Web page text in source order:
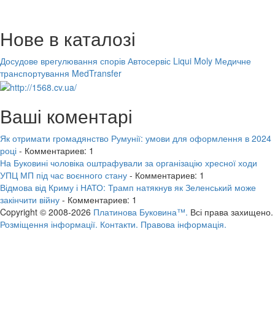
Нове в каталозі
Досудове врегулювання спорів Автосервіс Liqui Moly Медичне
транспортування MedTransfer
Ваші коментарі
Як отримати громадянство Румунії: умови для оформлення в 2024
році - Комментариев: 1
На Буковині чоловіка оштрафували за організацію хресної ходи
УПЦ МП під час воєнного стану - Комментариев: 1
Відмова від Криму і НАТО: Трамп натякнув як Зеленський може
закінчити війну - Комментариев: 1
Copyright © 2008-2026 Платинова Буковина™. Всі права захищено.
Розміщення інформації. Контакти. Правова інформація.